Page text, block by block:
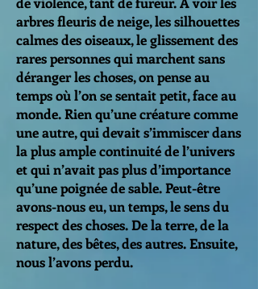
arbres fleuris de neige, les silhouettes
calmes des oiseaux, le glissement des
rares personnes qui marchent sans
déranger les choses, on pense au
temps où l’on se sentait petit, face au
monde. Rien qu’une créature comme
une autre, qui devait s’immiscer dans
la plus ample continuité de l’univers
et qui n’avait pas plus d’importance
qu’une poignée de sable. Peut-être
avons-nous eu, un temps, le sens du
respect des choses. De la terre, de la
nature, des bêtes, des autres. Ensuite,
nous l’avons perdu.